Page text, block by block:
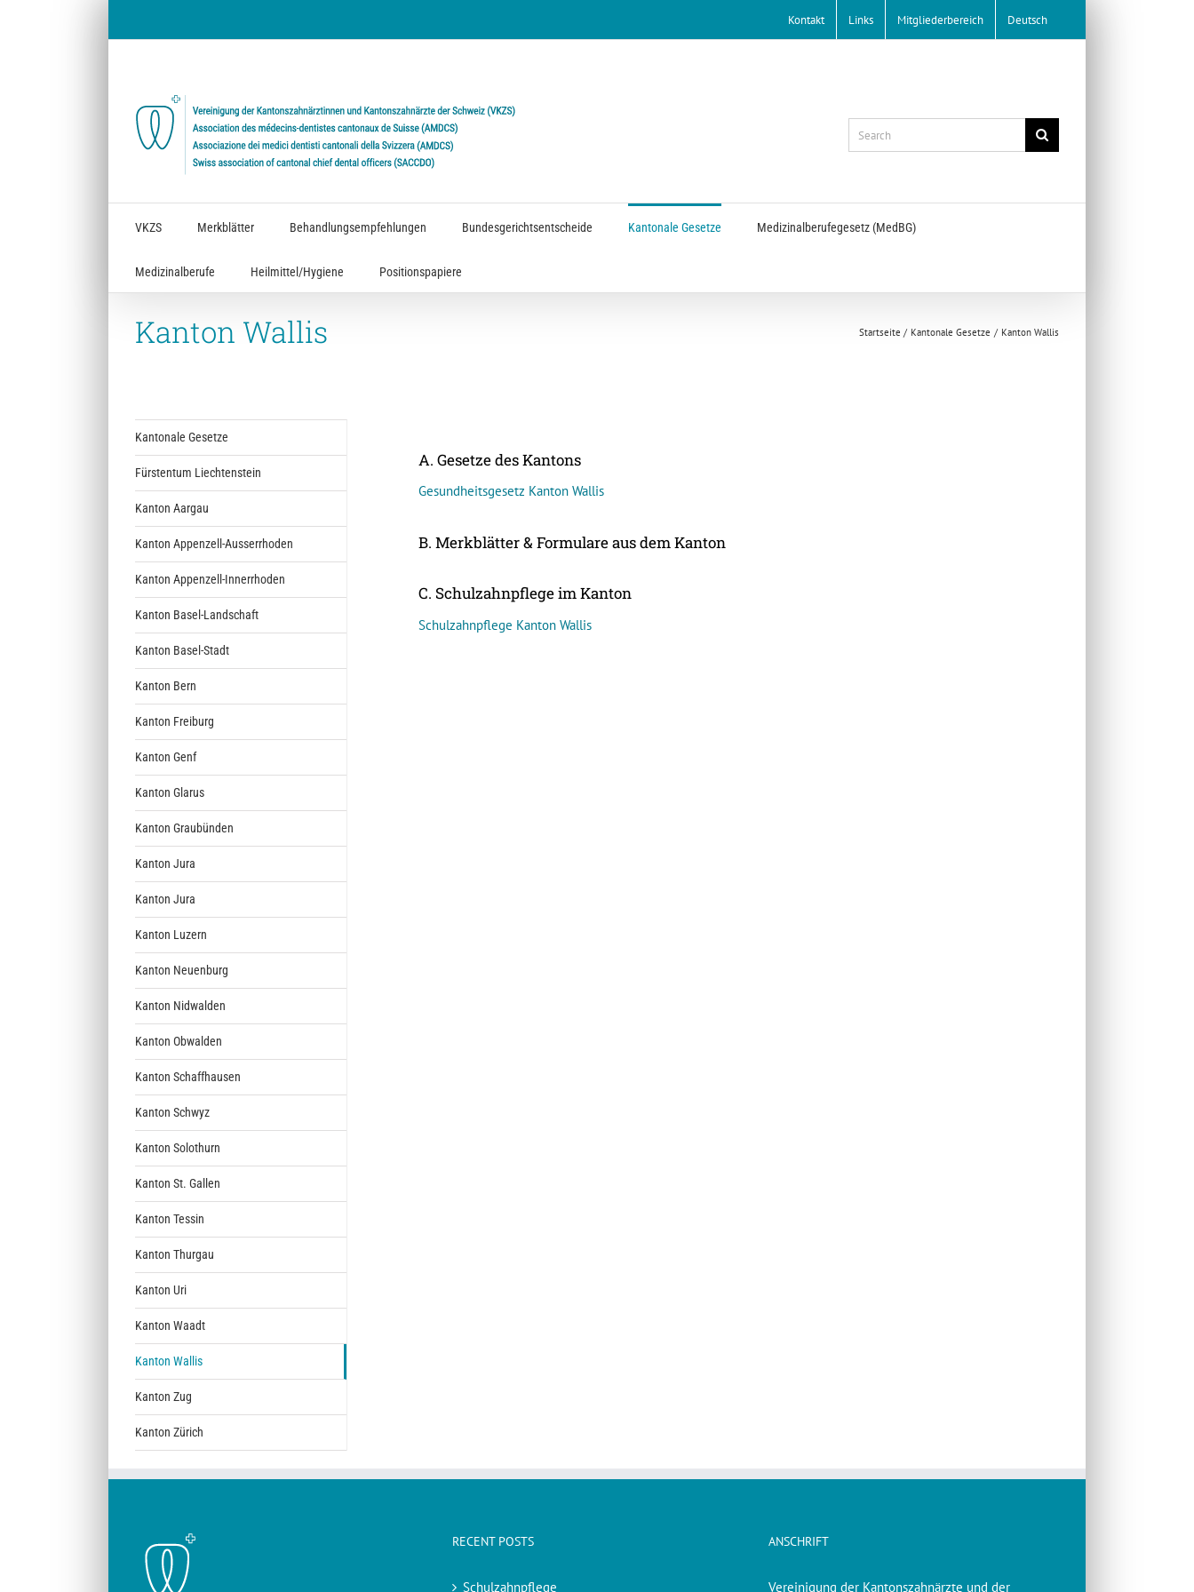
Kontakt Links Mitgliederbereich Deutsch
Search
for:
VKZS Merkblätter Behandlungsempfehlungen Bundesgerichtsentscheide Kantonale Gesetze Medizinalberufegesetz (MedBG)
Medizinalberufe Heilmittel/Hygiene Positionspapiere
Kanton Wallis Startseite Kantonale Gesetze Kanton Wallis
A. Gesetze des Kantons
Gesundheitsgesetz Kanton Wallis
B. Merkblätter & Formulare aus dem Kanton
C. Schulzahnpflege im Kanton
Schulzahnpflege Kanton Wallis
Kantonale Gesetze
Fürstentum Liechtenstein
Kanton Aargau
Kanton Appenzell-Ausserrhoden
Kanton Appenzell-Innerrhoden
Kanton Basel-Landschaft
Kanton Basel-Stadt
Kanton Bern
Kanton Freiburg
Kanton Genf
Kanton Glarus
Kanton Graubünden
Kanton Jura
Kanton Jura
Kanton Luzern
Kanton Neuenburg
Kanton Nidwalden
Kanton Obwalden
Kanton Schaffhausen
Kanton Schwyz
Kanton Solothurn
Kanton St. Gallen
Kanton Tessin
Kanton Thurgau
Kanton Uri
Kanton Waadt
Kanton Wallis
Kanton Zug
Kanton Zürich
RECENT POSTS
Schulzahnpflege
ANSCHRIFT
Vereinigung der Kantonszahnärzte und der